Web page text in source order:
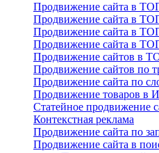
Продвижение сайта в
Продвижение сайта в
Продвижение сайта в
Продвижение сайта в
Продвижение сайтов в
Продвижение сайтов по
Продвижение сайта по
Продвижение товаров в
Статейное продвижение
Контекстная реклама
Продвижение сайта по
Продвижение сайта в